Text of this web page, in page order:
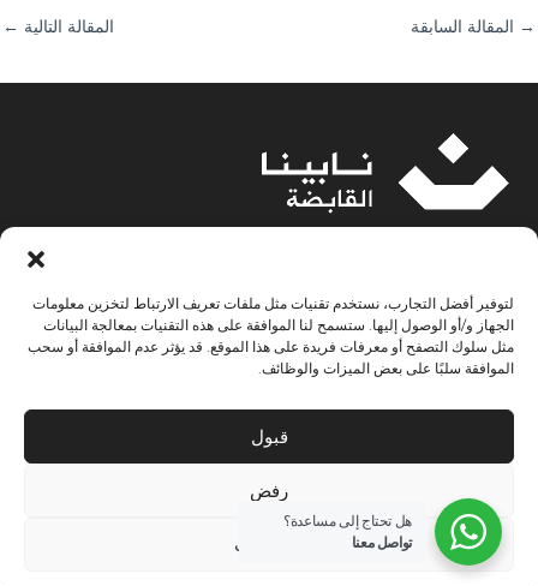
لتوفير أفضل التجارب، نستخدم تقنيات مثل ملفات تعريف الارتباط لتخزين معلومات
الجهاز و/أو الوصول إليها. ستسمح لنا الموافقة على هذه التقنيات بمعالجة البيانات
مثل سلوك التصفح أو معرفات فريدة على هذا الموقع. قد يؤثر عدم الموافقة أو سحب
الموافقة سلبًا على بعض الميزات والوظائف.
قبول
رفض
الاعدادات
→ المقالة السابقة المقالة التالية ←
نابينا القابضة هي واحدة من أكبر الشركات في مجال البناء والمقاولات ومواد
البناء والسيراميك والأدوات الصحية والألمنيوم والزجاج والمطابخ الحديثة
والنوافذ والأبواب والتصميم المعماري والداخلي وحلول الفنادق والمطاعم
والمأكولات والمشروبات والعقارات واللياقة البدنية في قطر.
روابط سريعة
الرئيسية
عن نابينا القابضة
اتصل بنا
هل تحتاج إلى مساعدة؟
تواصل معنا